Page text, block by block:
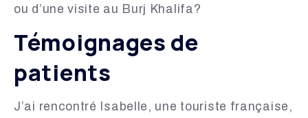
ou d’une visite au Burj Khalifa?
Témoignages de
patients
J’ai rencontré Isabelle, une touriste française,